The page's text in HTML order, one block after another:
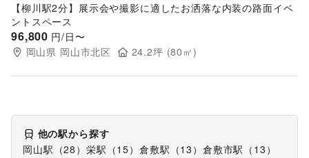
【柳川駅2分】展示会や撮影に適したお洒落な内装の路面イベ
ントスペース
96,800 円/日〜
岡山県 岡山市北区 24.2坪 (80 ㎡)
他の駅から探す
岡山駅 （28 ） 栄駅 （15） 倉敷駅 （13 ） 倉敷市駅 （ 13 ）